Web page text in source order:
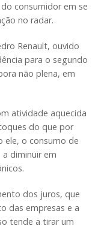
consumidor em se
no radar.
Renault, ouvido
para o segundo
não plena, em
atividade aquecida
do que por
ele, o consumo de
diminuir em
dos juros, que
das empresas e a
tende a tirar um